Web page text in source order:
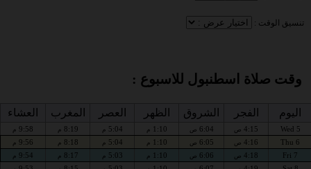
تنسيق الوقت :
وقت صلاة اسطنبول للاسبوع :
اليوم الفجر الشروق الظهر العصر المغرب العشاء
Wed 5
4:15 ص 6:04 ص 1:10 م 5:04 م 8:19 م 9:58 م
Thu 6
4:16 ص 6:05 ص 1:10 م 5:04 م 8:18 م 9:56 م
Fri 7
4:18 ص 6:06 ص 1:10 م 5:03 م 8:17 م 9:54 م